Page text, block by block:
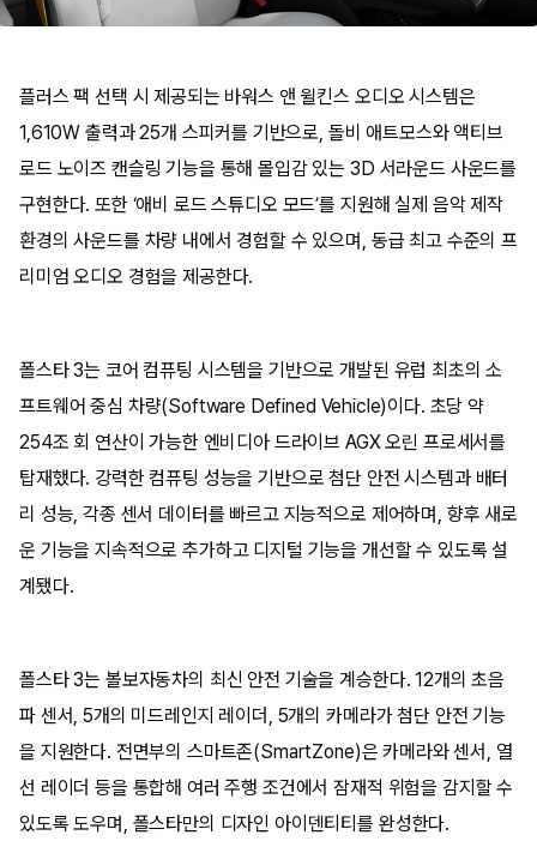
플러스 팩 선택 시 제공되는 바워스 앤 윌킨스 오디오 시스템은
1,610W 출력과 25개 스피커를 기반으로, 돌비 애트모스와 액티브
로드 노이즈 캔슬링 기능을 통해 몰입감 있는 3D 서라운드 사운드를
구현한다. 또한 ‘애비 로드 스튜디오 모드’를 지원해 실제 음악 제작
환경의 사운드를 차량 내에서 경험할 수 있으며, 동급 최고 수준의 프
리미엄 오디오 경험을 제공한다.
폴스타 3는 코어 컴퓨팅 시스템을 기반으로 개발된 유럽 최초의 소
프트웨어 중심 차량(Software Defined Vehicle)이다. 초당 약
254조 회 연산이 가능한 엔비디아 드라이브 AGX 오린 프로세서를
탑재했다. 강력한 컴퓨팅 성능을 기반으로 첨단 안전 시스템과 배터
리 성능, 각종 센서 데이터를 빠르고 지능적으로 제어하며, 향후 새로
운 기능을 지속적으로 추가하고 디지털 기능을 개선할 수 있도록 설
계됐다.
폴스타 3는 볼보자동차의 최신 안전 기술을 계승한다. 12개의 초음
파 센서, 5개의 미드레인지 레이더, 5개의 카메라가 첨단 안전 기능
을 지원한다. 전면부의 스마트존(SmartZone)은 카메라와 센서, 열
선 레이더 등을 통합해 여러 주행 조건에서 잠재적 위험을 감지할 수
있도록 도우며, 폴스타만의 디자인 아이덴티티를 완성한다.